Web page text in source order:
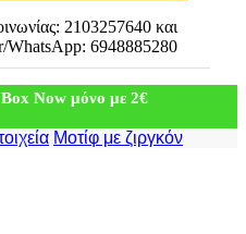
2103257640 και
WhatsApp: 6948885280
Now μόνο με 2€
Μοτίφ με ζιργκόν